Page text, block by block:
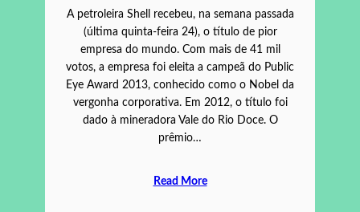
A petroleira Shell recebeu, na semana passada
(última quinta-feira 24), o título de pior
empresa do mundo. Com mais de 41 mil
votos, a empresa foi eleita a campeã do Public
Eye Award 2013, conhecido como o Nobel da
vergonha corporativa. Em 2012, o título foi
dado à mineradora Vale do Rio Doce. O
prêmio…
Read More